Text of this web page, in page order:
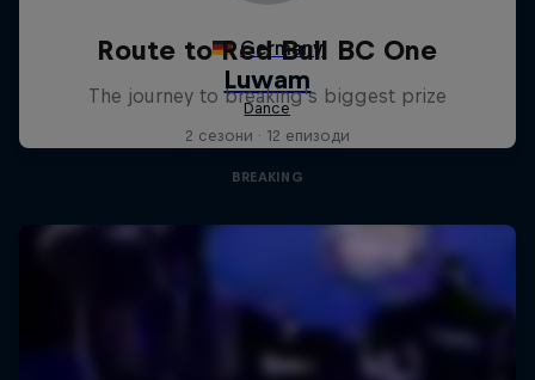
Route to Red Bull BC One
The journey to breaking's biggest prize
2 сезони · 12 епизоди
BREAKING